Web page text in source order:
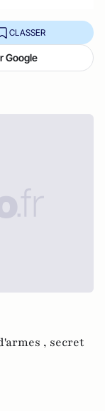
CLASSER
Google
, secret